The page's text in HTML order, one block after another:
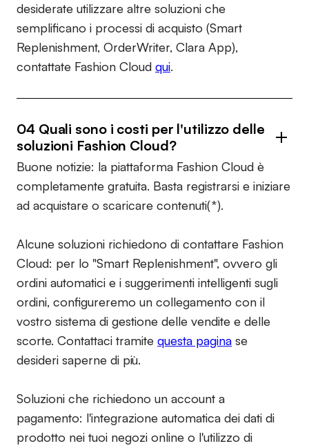
desiderate utilizzare altre soluzioni che
semplificano i processi di acquisto (Smart
Replenishment, OrderWriter, Clara App),
contattate Fashion Cloud qui.
04 Quali sono i costi per l'utilizzo delle
soluzioni Fashion Cloud?
Buone notizie: la piattaforma Fashion Cloud è
completamente gratuita. Basta registrarsi e iniziare
ad acquistare o scaricare contenuti(*).
Alcune soluzioni richiedono di contattare Fashion
Cloud: per lo "Smart Replenishment", ovvero gli
ordini automatici e i suggerimenti intelligenti sugli
ordini, configureremo un collegamento con il
vostro sistema di gestione delle vendite e delle
scorte. Contattaci tramite questa pagina se
desideri saperne di più.
Soluzioni che richiedono un account a
pagamento: l'integrazione automatica dei dati di
prodotto nei tuoi negozi online o l'utilizzo di